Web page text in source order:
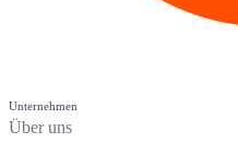
Unternehmen
Über uns